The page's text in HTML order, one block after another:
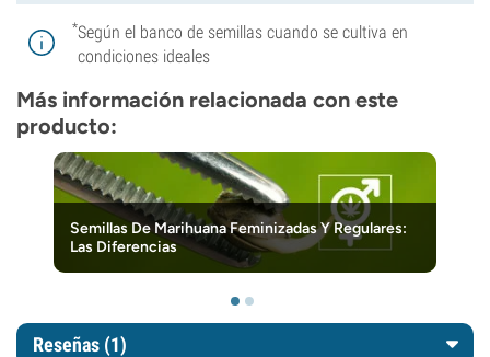
*Según el banco de semillas cuando se cultiva en
condiciones ideales
Más información relacionada con este
producto:
Semillas De Marihuana Feminizadas Y Regulares:
Las Diferencias
Reseñas (1)